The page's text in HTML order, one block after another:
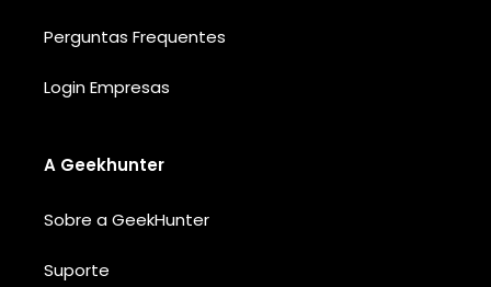
Perguntas Frequentes
Login Empresas
A Geekhunter
Sobre a GeekHunter
Suporte